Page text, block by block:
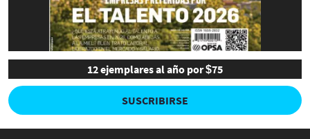
12 ejemplares al año por $75
SUSCRIBIRSE